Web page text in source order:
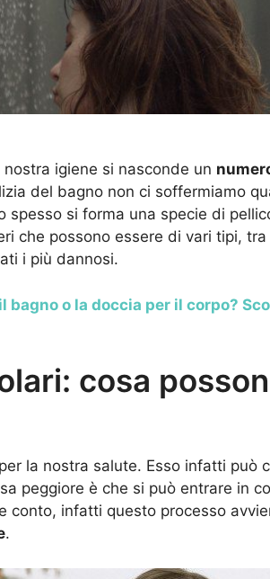
igiene si nasconde un
del bagno non ci soffermiamo
spesso si forma una specie di
che possono essere di vari tipi,
i più dannosi.
bagno o la doccia per il corpo?
cosa
la nostra salute. Esso infatti può
peggiore è che si può entrare in
conto, infatti questo processo
.